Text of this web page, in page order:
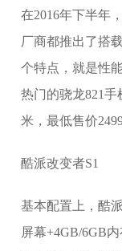
在2016年下半年
厂商都推出了搭
个特点，就是性
热门的骁龙821
米，最低售价2499
酷派改变者S1
基本配置上，酷
屏幕+4GB/6GB